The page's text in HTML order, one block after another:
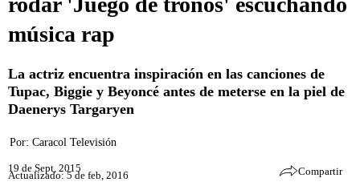
música rap
La actriz encuentra inspiración en las canciones de
Tupac, Biggie y Beyoncé antes de meterse en la piel de
Daenerys Targaryen
Por: Caracol Televisión
19 de Sept, 2015
Actualizado: 5 de feb, 2016 Compartir